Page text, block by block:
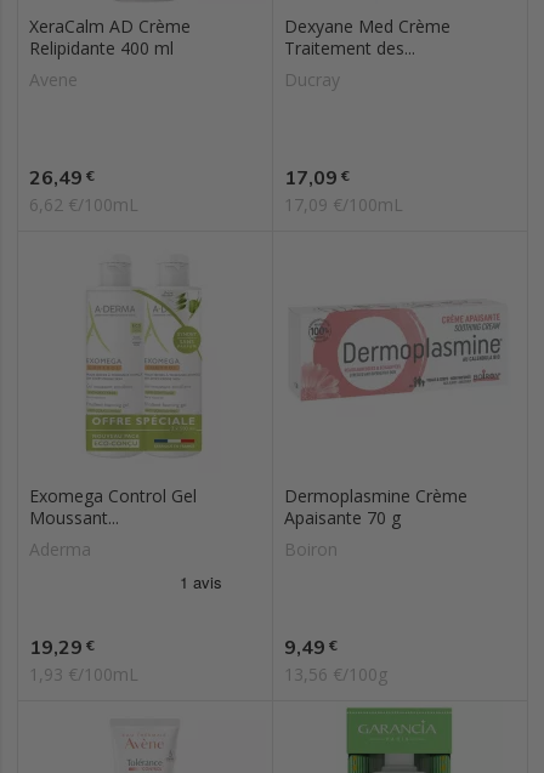
XeraCalm AD Crème
Relipidante 400 ml
Avene
Prix
26,49 €
6,62 €/100mL
Dexyane Med Crème
Traitement des...
Ducray
Prix
17,09 €
17,09 €/100mL
Exomega Control Gel
Moussant...
Aderma
Prix
19,29 €
1,93 €/100mL
Dermoplasmine Crème
Apaisante 70 g
Boiron
Prix
9,49 €
13,56 €/100g